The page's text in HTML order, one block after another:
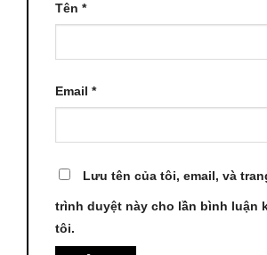
Tên *
Email *
Lưu tên của tôi, email, và
trình duyệt này cho lần bình luận
tôi.